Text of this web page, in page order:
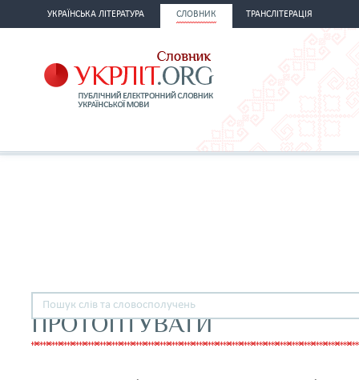
УКРАЇНСЬКА ЛІТЕРАТУРА СЛОВНИК ТРАНСЛІТЕРАЦІЯ
ПРОТОПТУВАТИ